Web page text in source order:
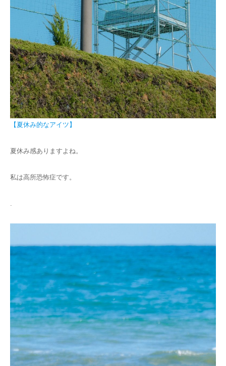
【夏休み的なアイツ】
夏休み感ありますよね。
私は高所恐怖症です。